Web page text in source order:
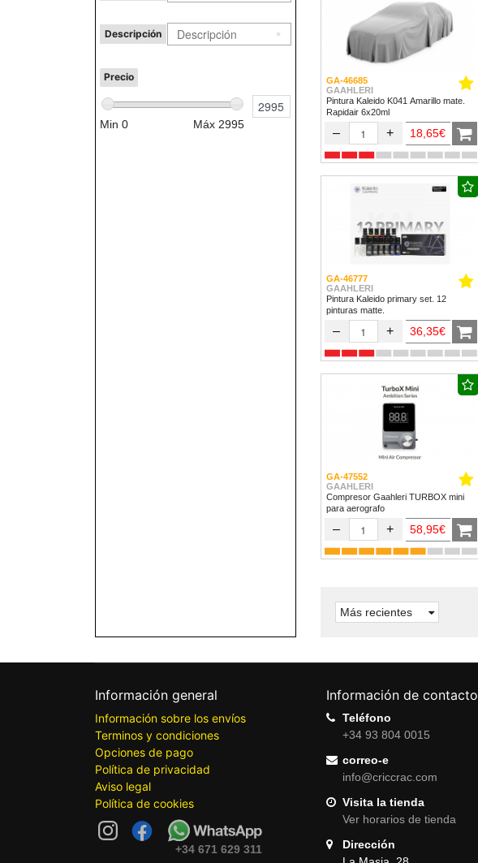
Descripción
Precio
Min 0 Máx 2995
GA-46685
GAAHLERI
Pintura Kaleido K041 Amarillo mate.
Rapidair 6x20ml
– + 18,65€
GA-46777
GAAHLERI
Pintura Kaleido primary set. 12
pinturas matte.
– + 36,35€
GA-47552
GAAHLERI
Compresor Gaahleri TURBOX mini
para aerografo
– + 58,95€
Más recientes
Información general
Información sobre los envíos
Terminos y condiciones
Opciones de pago
Política de privacidad
Aviso legal
Política de cookies
+34 671 629 311
Información de contacto
Teléfono
+34 93 804 0015
correo-e
info@criccrac.com
Visita la tienda
Ver horarios de tienda
Dirección